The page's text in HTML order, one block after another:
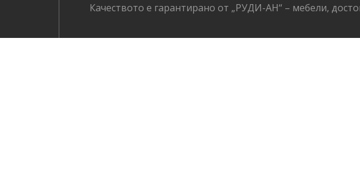
Качеството е гарантирано от „РУДИ-АН“ – мебели,